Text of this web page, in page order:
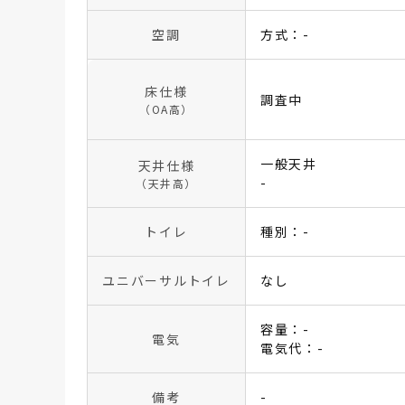
空調 方式：-
床仕様
（OA高）
調査中
天井仕様
（天井高）
一般天井
-
トイレ 種別：-
ユニバーサルトイレ なし
電気
容量：-
電気代：-
備考 -